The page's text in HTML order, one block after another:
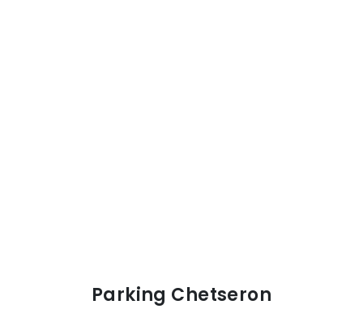
Parking Chetseron